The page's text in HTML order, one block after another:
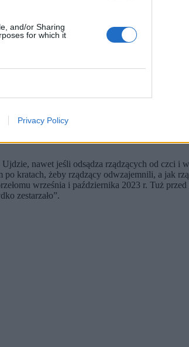
and/or Sharing
for which it
Privacy Policy
Newsweek Polska / Newspix)
w Polsce. To jest czyste zło” - mówił
Cały kłopot, że w zacietrzewieniu
była identyczna.
nawet jeśli odsądza rządzących od czci i
kratach, żeby rządzący odwzajemnili, a jak
września i października 2023 r. Tuż
zestarzało”.